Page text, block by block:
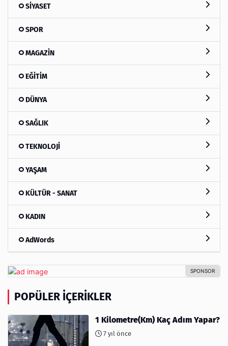
SİYASET
SPOR
MAGAZİN
EĞİTİM
DÜNYA
SAĞLIK
TEKNOLOJİ
YAŞAM
KÜLTÜR - SANAT
KADIN
AdWords
POPÜLER İÇERIKLER
1 Kilometre(Km) Kaç Adım Yapar?
7 yıl önce